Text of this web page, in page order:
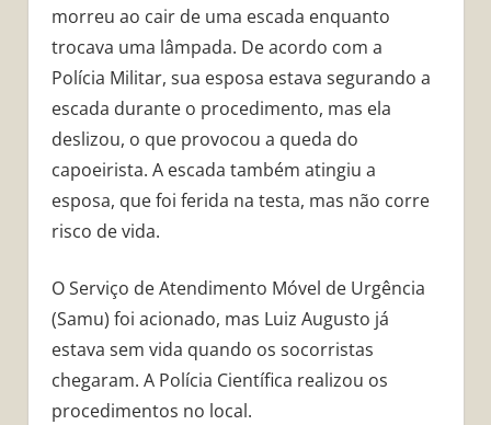
morreu ao cair de uma escada enquanto
trocava uma lâmpada. De acordo com a
Polícia Militar, sua esposa estava segurando a
escada durante o procedimento, mas ela
deslizou, o que provocou a queda do
capoeirista. A escada também atingiu a
esposa, que foi ferida na testa, mas não corre
risco de vida.
O Serviço de Atendimento Móvel de Urgência
(Samu) foi acionado, mas Luiz Augusto já
estava sem vida quando os socorristas
chegaram. A Polícia Científica realizou os
procedimentos no local.